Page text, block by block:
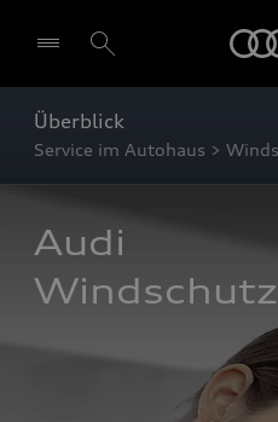
Überblick
Service im Autohaus >
Audi